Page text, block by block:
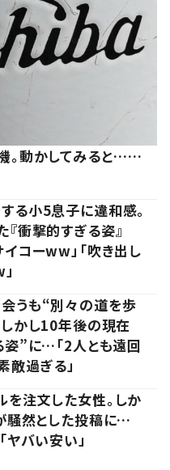
。動かしてみると……
る小5息子に違和感。
衝撃的すぎる姿』
コーww」「吹き出し
うも“別々の道を歩
かし10年後の現在
”に…「2人とも遠回
敵過ぎる」
を注文した女性。しか
騒然とした投稿に…
ヤバい安い」